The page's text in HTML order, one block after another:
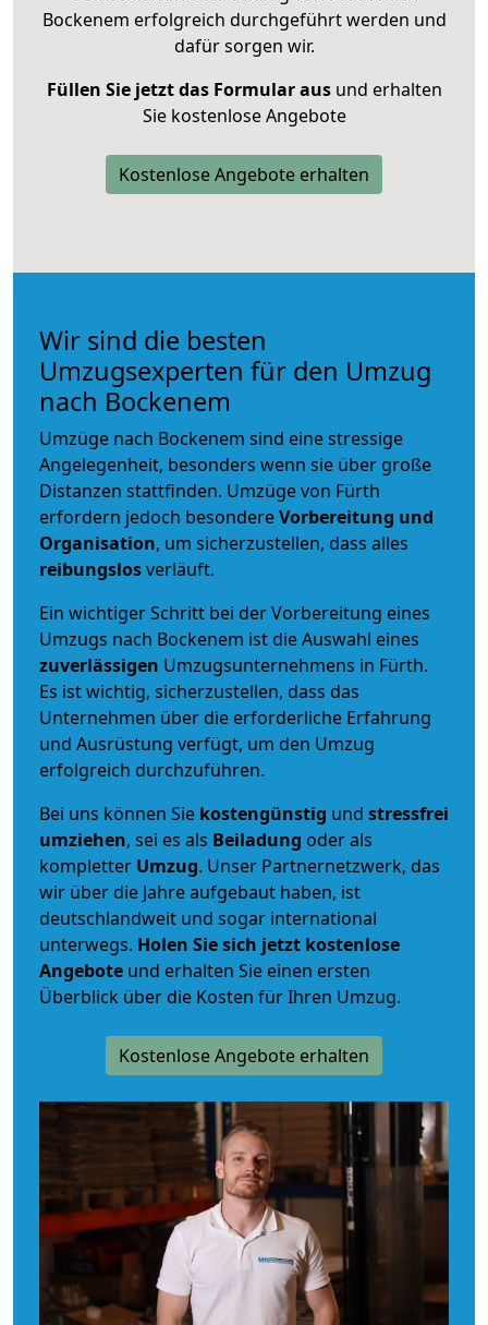
Bockenem erfolgreich durchgeführt werden und
dafür sorgen wir.
Füllen Sie jetzt das Formular ausund erhalten
Sie kostenlose Angebote
Kostenlose Angebote erhalten
Wir sind die besten
Umzugsexperten für den Umzug
nach Bockenem
Umzüge nach Bockenem sind eine stressige
Angelegenheit, besonders wenn sie über große
Distanzen stattfinden. Umzüge von Fürth
erfordern jedoch besondereVorbereitung und
Organisation, um sicherzustellen, dass alles
reibungslosverläuft.
Ein wichtiger Schritt bei der Vorbereitung eines
Umzugs nach Bockenem ist die Auswahl eines
zuverlässigen Umzugsunternehmens in Fürth.
Es ist wichtig, sicherzustellen, dass das
Unternehmen über die erforderliche Erfahrung
und Ausrüstung verfügt, um den Umzug
erfolgreich durchzuführen.
Bei uns können Sie kostengünstig und stressfrei
umziehen, sei es als Beiladung oder als
kompletter Umzug. Unser Partnernetzwerk, das
wir über die Jahre aufgebaut haben, ist
deutschlandweit und sogar international
unterwegs. Holen Sie sich jetzt kostenlose
Angebote und erhalten Sie einen ersten
Überblick über die Kosten für Ihren Umzug.
Kostenlose Angebote erhalten